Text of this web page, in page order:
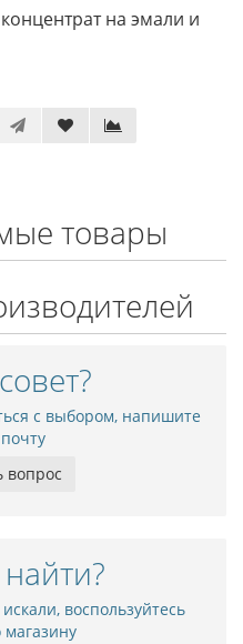
на эмали и
товары
с выбором, напишите
вопрос
воспользуйтесь